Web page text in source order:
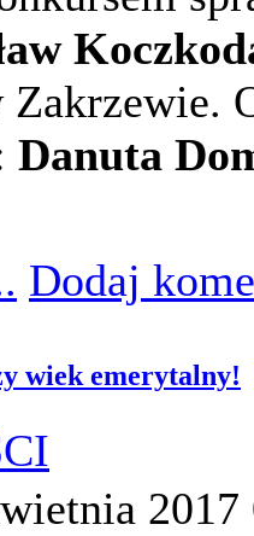
Zakrzewie.
Danuta
Dodaj
wiek emerytalny!
2017